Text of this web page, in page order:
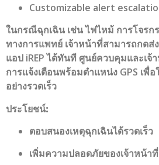
Customizable alert
ในกรณีฉุกเฉิน เช่น ไฟไหม้ การโจรก
ทางการแพทย์ เจ้าหน้าที่สามารถกด
แอป iREP ได้ทันที ศูนย์ควบคุมและเจ้
การแจ้งเตือนพร้อมตำแหน่ง GPS เพื่
อย่างรวดเร็ว
ประโยชน์:
ตอบสนองเหตุฉุกเฉินได้รวดเร็ว
เพิ่มความปลอดภัยของเจ้าหน้า